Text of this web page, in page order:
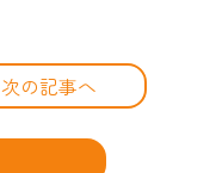
次の記事へ